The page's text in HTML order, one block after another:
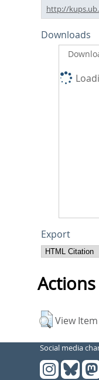
http://
Downloads
Export
View Item
Social media